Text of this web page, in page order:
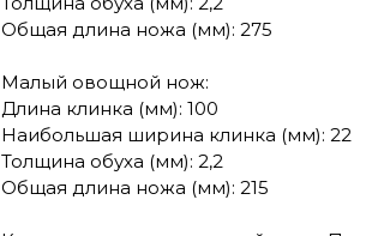
Общая длина ножа (мм): 275
Малый овощной нож:
Длина клинка (мм): 100
Наибольшая ширина клинка (мм): 22
Толщина обуха (мм): 2,2
Общая длина ножа (мм): 215